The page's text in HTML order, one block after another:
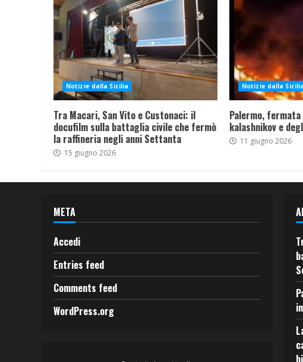
Notizie dalla Sicilia
Tra Macari, San Vito e Custonaci: il
docufilm sulla battaglia civile che fermò
la raffineria negli anni Settanta
15 giugno 2026
Notizie dalla Sicilia
Palermo, fermata
kalashnikov e
11 giugno 2026
META
Accedi
Entries feed
Comments feed
WordPress.org